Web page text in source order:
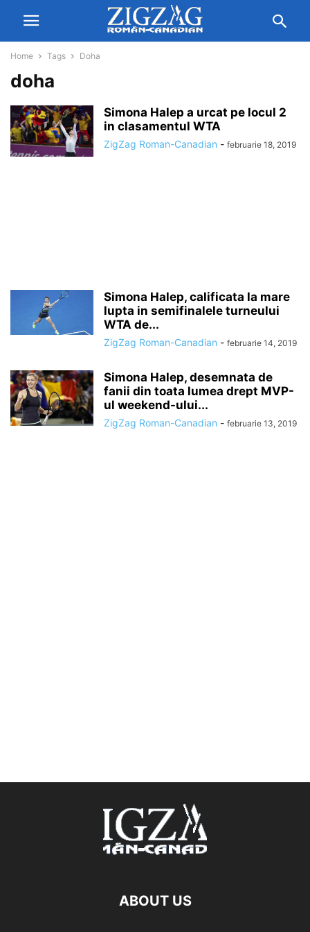
Home Tags Doha
doha
Simona Halep a urcat pe locul 2
in clasamentul WTA
ZigZag Roman-Canadian - februarie 18, 2019
Simona Halep, calificata la mare
lupta in semifinalele turneului
WTA de...
ZigZag Roman-Canadian - februarie 14, 2019
Simona Halep, desemnata de
fanii din toata lumea drept MVP-
ul weekend-ului...
ZigZag Roman-Canadian - februarie 13, 2019
ABOUT US